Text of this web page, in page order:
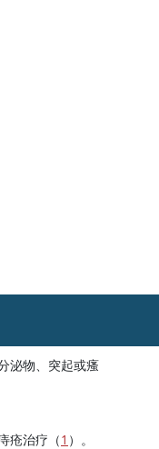
泌物、突起或瘙
疮治疗（1 ）。